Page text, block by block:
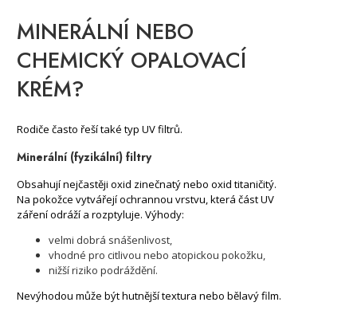
MINERÁLNÍ NEBO
CHEMICKÝ OPALOVACÍ
KRÉM?
Rodiče často řeší také typ UV filtrů.
Minerální (fyzikální) filtry
Obsahují nejčastěji oxid zinečnatý nebo oxid titaničitý.
Na pokožce vytvářejí ochrannou vrstvu, která část UV
záření odráží a rozptyluje. Výhody:
velmi dobrá snášenlivost,
vhodné pro citlivou nebo atopickou pokožku,
nižší riziko podráždění.
Nevýhodou může být hutnější textura nebo bělavý film.